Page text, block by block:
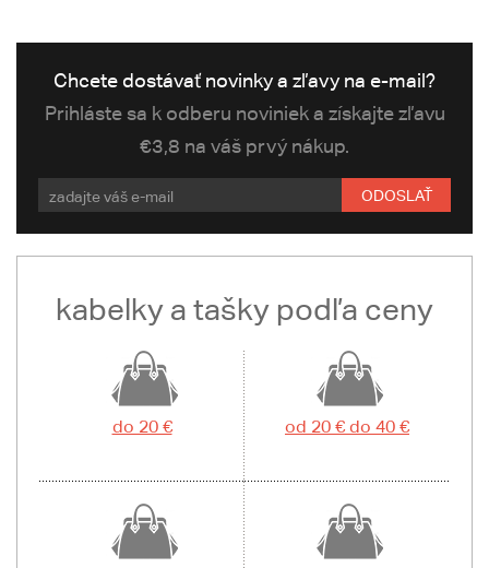
Chcete dostávať novinky a zľavy na e-mail?
Prihláste sa k odberu noviniek a získajte zľavu
€3,8 na váš prvý nákup.
ODOSLAŤ
kabelky a tašky podľa ceny
do 20 € od 20 € do 40 €